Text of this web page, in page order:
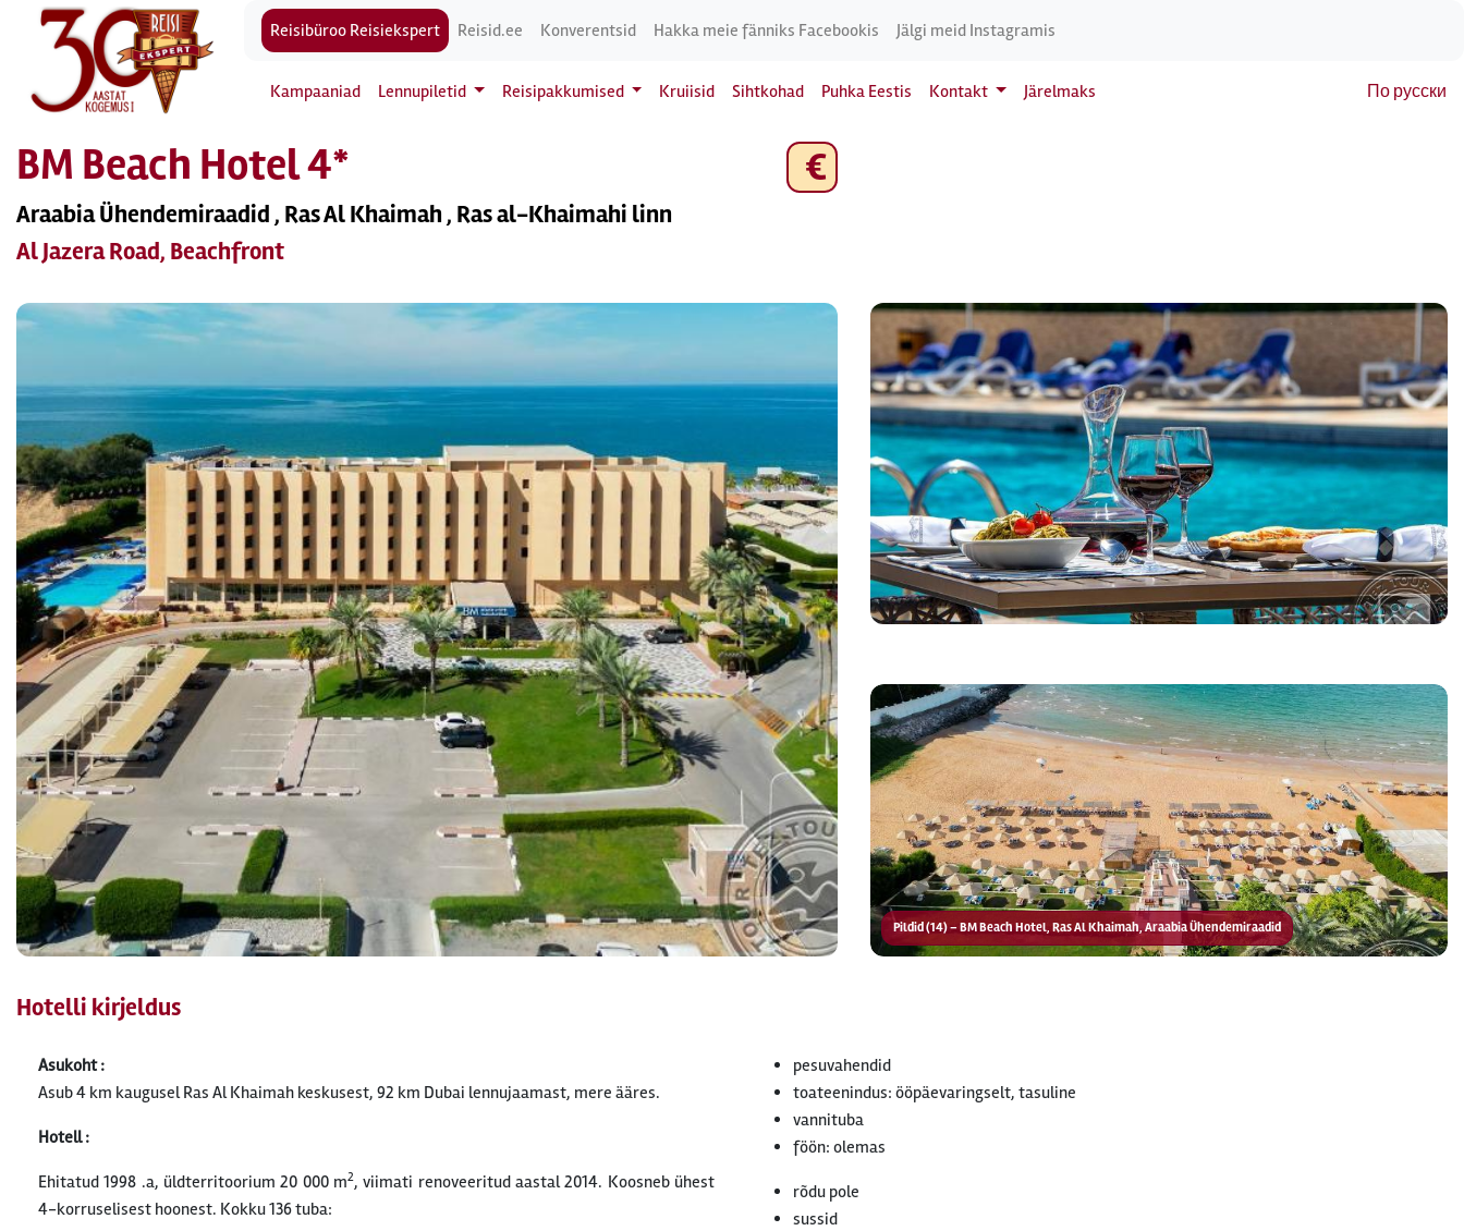
Reisibüroo Reisiekspert Reisid.ee Konverentsid Hakka meie fänniks Facebookis Jälgi meid Instagramis
Kampaaniad Lennupiletid Reisipakkumised Kruiisid Sihtkohad Puhka Eestis Kontakt Järelmaks По русски
BM Beach Hotel 4*
Araabia Ühendemiraadid , Ras Al Khaimah , Ras al-Khaimahi linn
Al Jazera Road, Beachfront
€
Pildid (14) – BM Beach Hotel, Ras Al Khaimah, Araabia Ühendemiraadid
Hotelli kirjeldus
Asukoht :
Asub 4 km kaugusel Ras Al Khaimah keskusest, 92 km Dubai lennujaamast, mere ääres.
Hotell :
Ehitatud 1998 .a, üldterritoorium 20 000 m2, viimati renoveeritud aastal 2014. Koosneb ühest
4-korruselisest hoonest. Kokku 136 tuba:
pesuvahendid
toateenindus: ööpäevaringselt, tasuline
vannituba
föön: olemas
rõdu pole
sussid